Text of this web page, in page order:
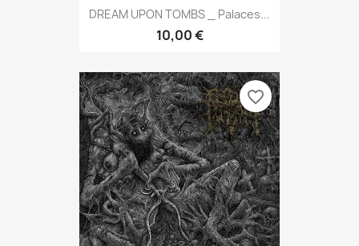
DREAM UPON TOMBS _ Palaces...
10,00 €
favorite_border